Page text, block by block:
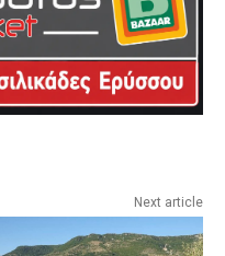
Next article